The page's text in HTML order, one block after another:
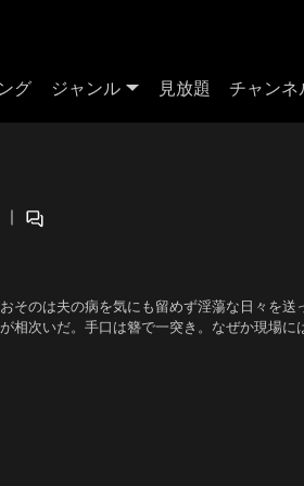
グ ジャンル 見放題 チャンネ
｜
そのは夫の病を気にも留めず淫蕩な日々を送
相次いだ。手口は簪で一突き。なぜか現場に